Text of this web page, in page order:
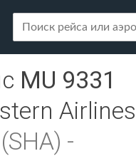
MU 9331
Airlines
-